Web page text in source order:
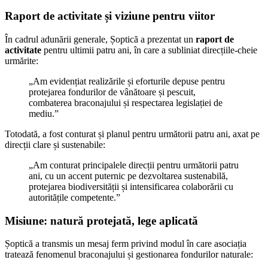
Raport de activitate și viziune pentru viitor
În cadrul adunării generale, Șoptică a prezentat un raport de
activitate pentru ultimii patru ani, în care a subliniat direcțiile-cheie
urmărite:
„Am evidențiat realizările și eforturile depuse pentru
protejarea fondurilor de vânătoare și pescuit,
combaterea braconajului și respectarea legislației de
mediu.”
Totodată, a fost conturat și planul pentru următorii patru ani, axat pe
direcții clare și sustenabile:
„Am conturat principalele direcții pentru următorii patru
ani, cu un accent puternic pe dezvoltarea sustenabilă,
protejarea biodiversității și intensificarea colaborării cu
autoritățile competente.”
Misiune: natură protejată, lege aplicată
Șoptică a transmis un mesaj ferm privind modul în care asociația
tratează fenomenul braconajului și gestionarea fondurilor naturale: